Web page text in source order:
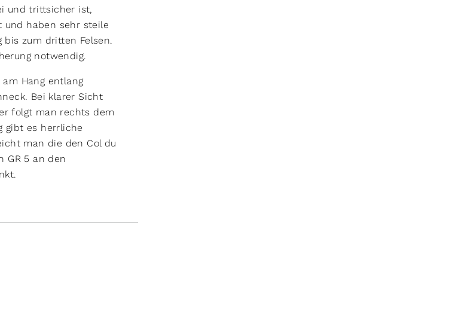
und trittsicher ist,
und haben sehr steile
bis zum dritten Felsen.
notwendig.
Hang entlang
Bei klarer Sicht
folgt man rechts dem
gibt es herrliche
man die den Col du
GR 5 an den